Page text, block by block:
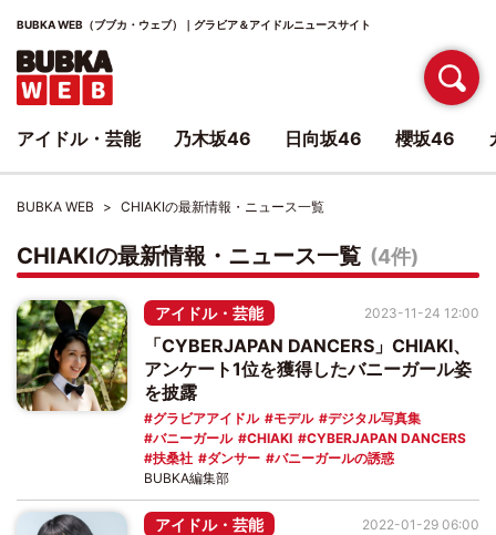
BUBKA WEB（ブブカ・ウェブ）｜グラビア＆アイドルニュースサイト
BUBKA WEB CHIAKIの最新情報・ニュース一覧
CHIAKIの最新情報・ニュース一覧 (4件)
アイドル・芸能
「CYBERJAPAN DANCERS」CHIAKI、
アンケート1位を獲得したバニーガール姿
を披露
グラビアアイドル モデル
デジタル写真集
バニーガール
CHIAKI
CYBERJAPAN DANCERS
扶桑社
ダンサー バニーガールの誘惑
2023-11-24 12:00
BUBKA編集部
アイドル・芸能 2022-01-29 06:00
アイドル・芸能 乃木坂46 日向坂46 櫻坂46